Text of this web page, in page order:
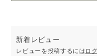
き、ご使用ください。
・ ピロー&エアミスト（1本
新着レビュー
レビューを投稿するには ロ